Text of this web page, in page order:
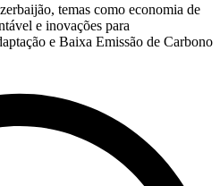
temas como economia de
e inovações para
e Baixa Emissão de Carbono